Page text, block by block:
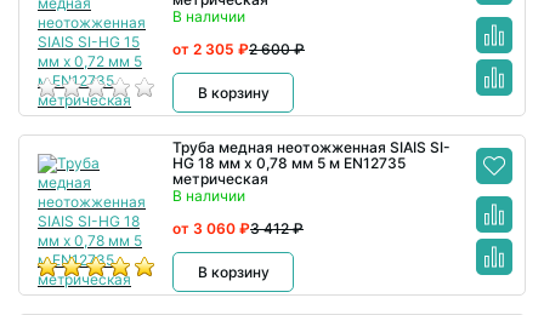
В наличии
2 600 ₽
от 2 305 ₽
В корзину
Труба медная неотожженная SIAIS SI-
HG 18 мм x 0,78 мм 5 м EN12735
метрическая
В наличии
3 412 ₽
от 3 060 ₽
В корзину